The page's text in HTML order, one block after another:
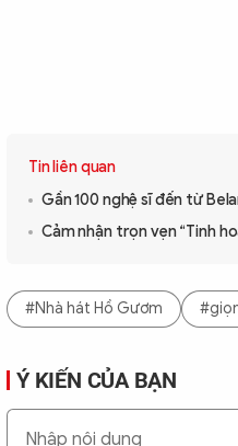
Tin liên quan
Gần 100 nghệ sĩ đến từ
Cảm nhận trọn vẹn “Tinh
#Nhà hát Hồ Gươm
Ý KIẾN CỦA BẠN